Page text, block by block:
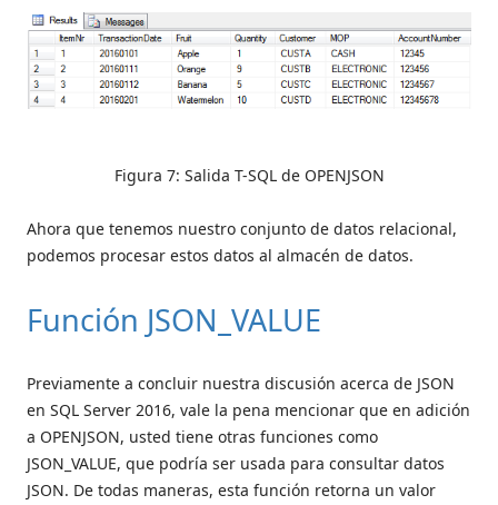
Figura 7: Salida T-SQL de OPENJSON
Ahora que tenemos nuestro conjunto de datos relacional,
podemos procesar estos datos al almacén de datos.
Función JSON_VALUE
Previamente a concluir nuestra discusión acerca de JSON
en SQL Server 2016, vale la pena mencionar que en adición
a OPENJSON, usted tiene otras funciones como
JSON_VALUE, que podría ser usada para consultar datos
JSON. De todas maneras, esta función retorna un valor